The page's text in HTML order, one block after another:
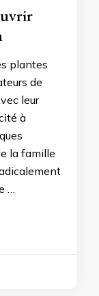
plantes
de
leur
à
la famille
…